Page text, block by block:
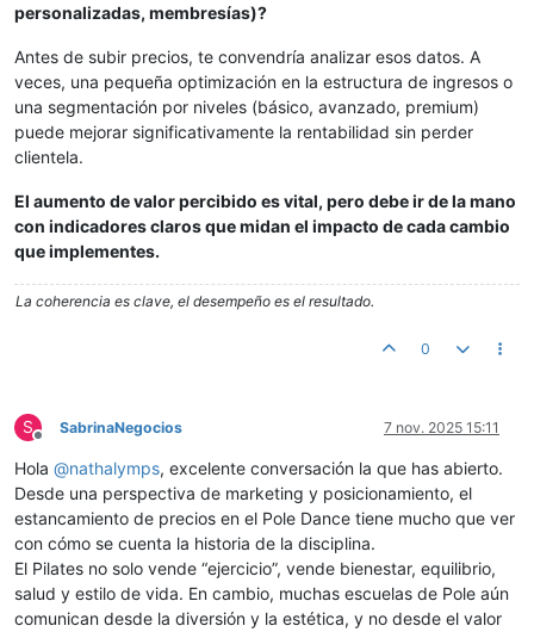
personalizadas, membresías)?
Antes de subir precios, te convendría analizar esos datos. A
veces, una pequeña optimización en la estructura de ingresos o
una segmentación por niveles (básico, avanzado, premium)
puede mejorar significativamente la rentabilidad sin perder
clientela.
El aumento de valor percibido es vital, pero debe ir de la mano
con indicadores claros que midan el impacto de cada cambio
que implementes.
La coherencia es clave, el desempeño es el resultado.
0
S
Desconectado
SabrinaNegocios 7 nov. 2025 15:11
Hola @nathalymps, excelente conversación la que has abierto.
Desde una perspectiva de marketing y posicionamiento, el
estancamiento de precios en el Pole Dance tiene mucho que ver
con cómo se cuenta la historia de la disciplina.
El Pilates no solo vende “ejercicio”, vende bienestar, equilibrio,
salud y estilo de vida. En cambio, muchas escuelas de Pole aún
comunican desde la diversión y la estética, y no desde el valor